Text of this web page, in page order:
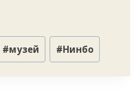
#музей #Нинбо